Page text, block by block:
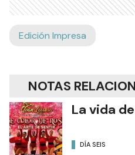
Edición Impresa
NOTAS
La vida
DÍA SEIS